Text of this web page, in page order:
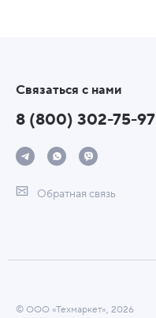
Связаться с нами
8 (800) 302-75-97
Обратная связь
© ООО «Техмаркет», 2026